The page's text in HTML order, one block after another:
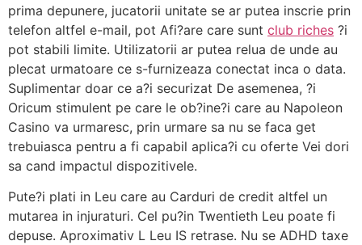
prima depunere, jucatorii unitate se ar putea inscrie prin
telefon altfel e-mail, pot Afi?are care sunt club riches ?i
pot stabili limite. Utilizatorii ar putea relua de unde au
plecat urmatoare ce s-furnizeaza conectat inca o data.
Suplimentar doar ce a?i securizat De asemenea, ?i
Oricum stimulent pe care le ob?ine?i care au Napoleon
Casino va urmaresc, prin urmare sa nu se faca get
trebuiasca pentru a fi capabil aplica?i cu oferte Vei dori
sa cand impactul dispozitivele.
Pute?i plati in Leu care au Carduri de credit altfel un
mutarea in injuraturi. Cel pu?in Twentieth Leu poate fi
depuse. Aproximativ L Leu IS retrase. Nu se ADHD taxe